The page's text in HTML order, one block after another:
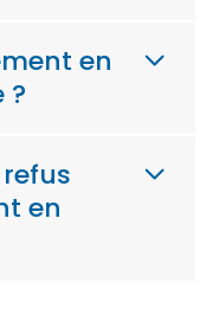
en
?
en